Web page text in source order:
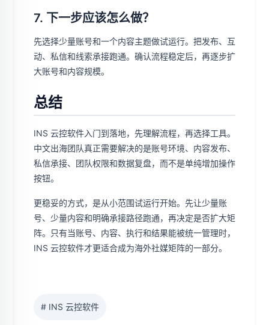
7. 下一步应该怎么做？
先选择少量账号和一个内容主题做试运行。把发布、互
动、私信和线索承接跑通。确认流程稳定后，再逐步扩
大账号和内容规模。
总结
INS 云控软件入门到落地，先理解流程，再选择工具。
中文出海团队真正需要解决的是账号环境、内容发布、
私信承接、团队权限和数据复盘，而不是单纯增加操作
按钮。
更稳妥的方式，是从小范围试运行开始。先让少量账
号、少量内容和明确承接路径跑通，再决定是否扩大矩
阵。只有当账号、内容、执行和结果能被统一管理时，
INS 云控软件才更适合成为海外社媒矩阵的一部分。
# INS 云控软件